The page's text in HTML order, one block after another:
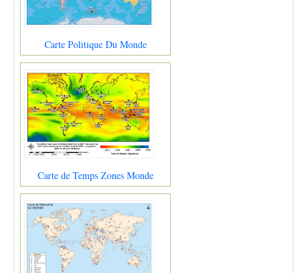
Carte Politique Du Monde
Carte de Temps Zones Monde